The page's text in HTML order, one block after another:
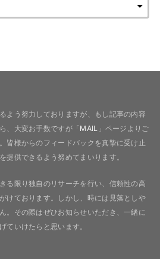
よう努力しておりますが、もし記事の内容
、大変お手数ですが「MAIL 」ページよりご
皆様からのフィードバックを真摯に受け止
提供できるよう努めてまいります。
る限り独自のリサーチを行い、信頼性の高
けております。しかし、時には見落としや
。その際はぜひお知らせいただき、一緒に
ていけたらと思います。